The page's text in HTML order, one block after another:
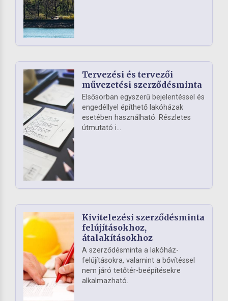
Tervezési és tervezői
művezetési szerződésminta
Elsősorban egyszerű bejelentéssel és
engedéllyel építhető lakóházak
esetében használható. Részletes
útmutató i...
Kivitelezési szerződésminta
felújításokhoz,
átalakításokhoz
A szerződésminta a lakóház-
felújításokra, valamint a bővítéssel
nem járó tetőtér-beépítésekre
alkalmazható.